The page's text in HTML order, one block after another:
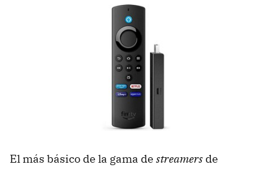
El más básico de la gama de streamers de